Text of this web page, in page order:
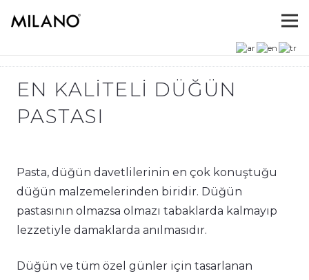
EN KALITELI DÜĞÜN
PASTASI
Pasta, düğün davetlilerinin en çok konuştuğu
düğün malzemelerinden biridir. Düğün
pastasının olmazsa olmazı tabaklarda kalmayıp
lezzetiyle damaklarda anılmasıdır.
Düğün ve tüm özel günler için tasarlanan